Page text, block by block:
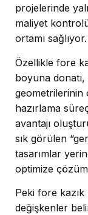
projelerinde
maliyet
ortamı sağlıyor.
Özellikle fore
boyuna donatı,
geometrilerinin
hazırlama
avantajı
sık görülen
tasarımlar
optimize
Peki fore
değişkenler